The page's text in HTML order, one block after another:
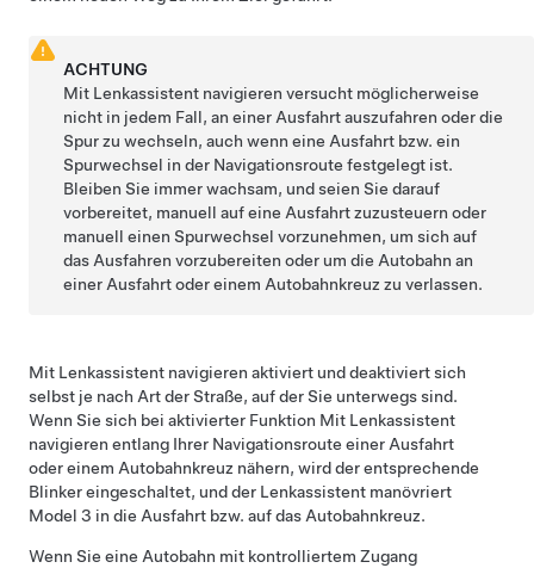
ACHTUNG
Mit Lenkassistent navigieren versucht möglicherweise
nicht in jedem Fall, an einer Ausfahrt auszufahren oder die
Spur zu wechseln, auch wenn eine Ausfahrt bzw. ein
Spurwechsel in der Navigationsroute festgelegt ist.
Bleiben Sie immer wachsam, und seien Sie darauf
vorbereitet, manuell auf eine Ausfahrt zuzusteuern oder
manuell einen Spurwechsel vorzunehmen, um sich auf
das Ausfahren vorzubereiten oder um die Autobahn an
einer Ausfahrt oder einem Autobahnkreuz zu verlassen.
Mit Lenkassistent navigieren aktiviert und deaktiviert sich
selbst je nach Art der Straße, auf der Sie unterwegs sind.
Wenn Sie sich bei aktivierter Funktion Mit Lenkassistent
navigieren entlang Ihrer Navigationsroute einer Ausfahrt
oder einem Autobahnkreuz nähern, wird der entsprechende
Blinker eingeschaltet, und der Lenkassistent manövriert
Model 3 in die Ausfahrt bzw. auf das Autobahnkreuz.
Wenn Sie eine Autobahn mit kontrolliertem Zugang